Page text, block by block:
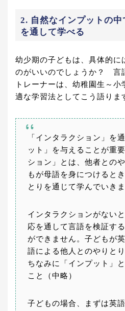
2. 自然なインプットの
を通して学べる
幼少期の子どもは、具体的に
のがいいのでしょうか？ 言
トレーナーは、幼稚園生～
適な学習法としてこう語りま
「インタラクション」を
ット」を与えることが重
ション」とは、他者との
もが母語を身につけると
とりを通じて学んでいきま
インタラクションがない
応を通して言語を検証す
ができません。子どもが
語による他人とのやりと
ちなみに「インプット」
こと（中略）
子どもの場合、まずは英